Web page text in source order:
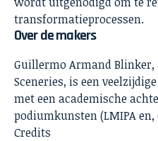
transformatieprocessen.
Over de makers
Guillermo Armand
Sceneries, is een
met een academische
podiumkunsten (LMIPA en,
Credits